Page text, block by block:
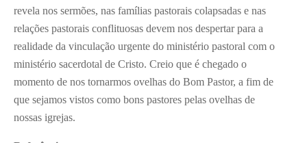
revela nos sermões, nas famílias pastorais colapsadas e nas
relações pastorais conflituosas devem nos despertar para a
realidade da vinculação urgente do ministério pastoral com o
ministério sacerdotal de Cristo. Creio que é chegado o
momento de nos tornarmos ovelhas do Bom Pastor, a fim de
que sejamos vistos como bons pastores pelas ovelhas de
nossas igrejas.